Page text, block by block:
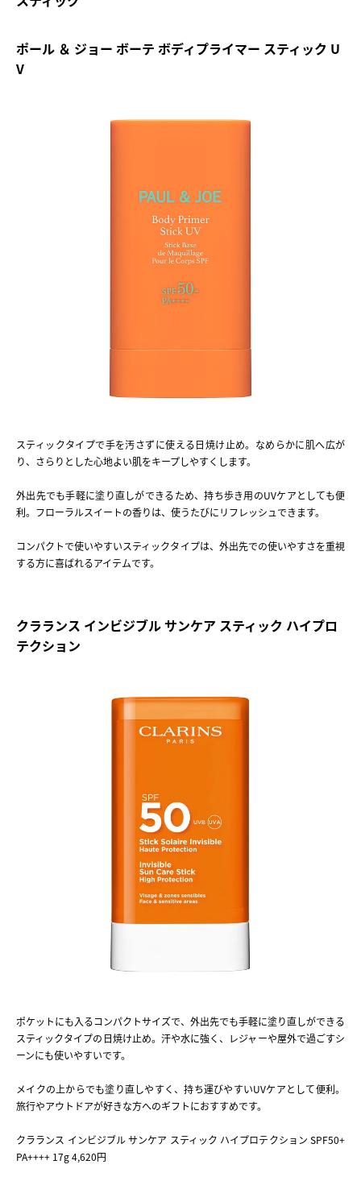
ポール ＆ ジョー ボーテ ボディプライマー スティック U
V
スティックタイプで手を汚さずに使える日焼け止め。なめらかに肌へ広が
り、さらりとした心地よい肌をキープしやすくします。
外出先でも手軽に塗り直しができるため、持ち歩き用のUVケアとしても便
利。フローラルスイートの香りは、使うたびにリフレッシュできます。
コンパクトで使いやすいスティックタイプは、外出先での使いやすさを重視
する方に喜ばれるアイテムです。
クラランス インビジブル サンケア スティック ハイプロ
テクション
ポケットにも入るコンパクトサイズで、外出先でも手軽に塗り直しができる
スティックタイプの日焼け止め。汗や水に強く、レジャーや屋外で過ごすシ
ーンにも使いやすいです。
メイクの上からでも塗り直しやすく、持ち運びやすいUVケアとして便利。
旅行やアウトドアが好きな方へのギフトにおすすめです。
クラランス インビジブル サンケア スティック ハイプロテクション SPF50+
PA++++ 17g 4,620円